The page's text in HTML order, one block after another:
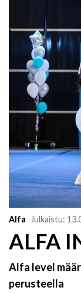
Alfa Julkaistu:
ALFA
Alfa level
perusteella